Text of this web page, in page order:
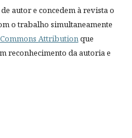
autor e concedem à revista o
o trabalho simultaneamente
Attribution que
reconhecimento da autoria e